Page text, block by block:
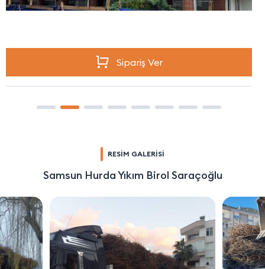
Sipariş Ver
RESİM GALERİSİ
Samsun Hurda Yıkım Birol Saraçoğlu